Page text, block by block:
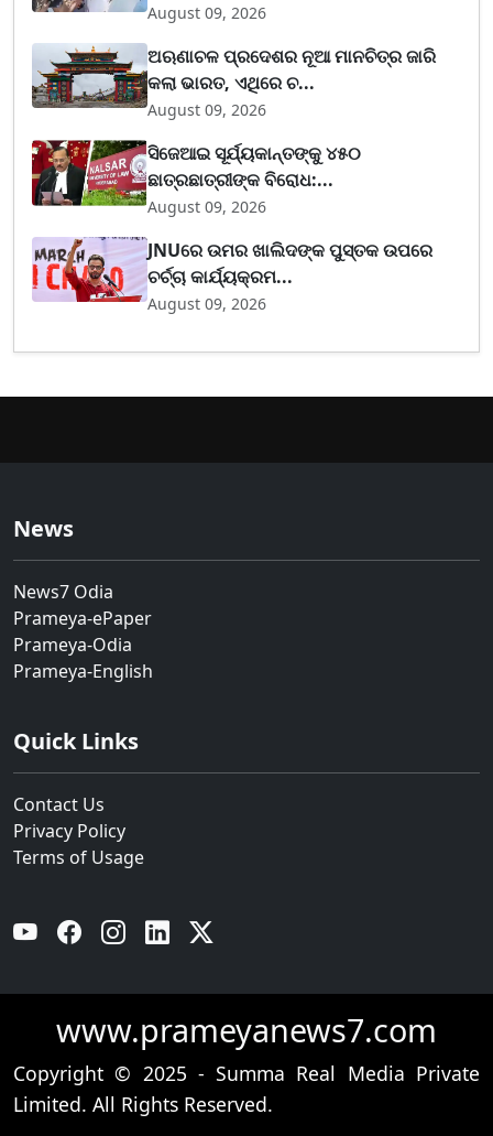
August 09, 2026
ଅଋଣାଚଳ ପ୍ରଦେଶର ନୂଆ ମାନଚିତ୍ର ଜାରି
କଲା ଭାରତ, ଏଥିରେ ଚ...
August 09, 2026
ସିଜେଆଇ ସୂର୍ଯ୍ୟକାନ୍ତଙ୍କୁ ୪୫୦
ଛାତ୍ରଛାତ୍ରୀଙ୍କ ବିରୋଧ:...
August 09, 2026
JNUରେ ଉମର ଖାଲିଦଙ୍କ ପୁସ୍ତକ ଉପରେ
ଚର୍ଚ୍ଚା କାର୍ଯ୍ୟକ୍ରମ...
August 09, 2026
News
News7 Odia
Prameya-ePaper
Prameya-Odia
Prameya-English
Quick Links
Contact Us
Privacy Policy
Terms of Usage
YouTube Facebook Instagram Linkedin
www.prameyanews7.com
Copyright © 2025 - Summa Real Media Private
Limited. All Rights Reserved.